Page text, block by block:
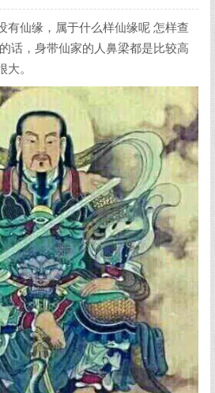
有仙缘，属于什么样仙缘呢 怎样查
话，身带仙家的人鼻梁都是比较高
大。